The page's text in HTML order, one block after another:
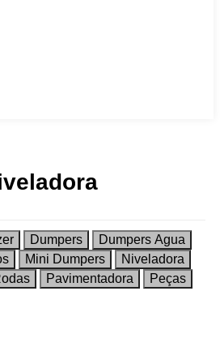
Dumpers
Dumpers Agua
Mini Dumpers
Niveladora
Pavimentadora
Peças